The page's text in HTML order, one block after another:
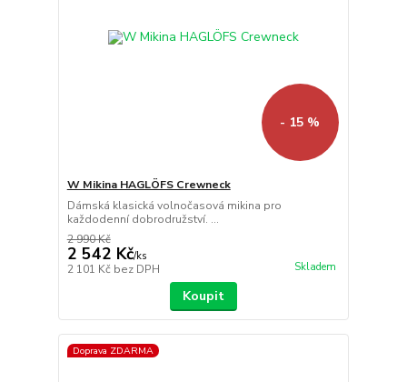
- 15 %
W Mikina HAGLÖFS Crewneck
Dámská klasická volnočasová mikina pro
každodenní dobrodružství. ...
2 990 Kč
2 542 Kč/ks
2 101 Kč bez DPH Skladem
Koupit
Doprava ZDARMA